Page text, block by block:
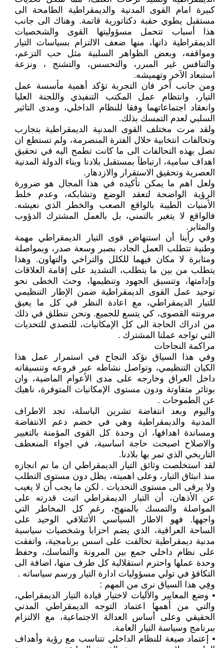
كبيرة امام القوى المدنية والديمقراطية الطامحة الى
مستقبل يطوي حقبة دكتاتورية قاتمة. وهناك الى جانب
هذا أسباب تتحمل مسؤوليتها القوى والشخصيات
الديمقراطية ذاتها، منها ضعف الالتزام بسياسات التيار
ومواقفه، وبعض الظواهر السلبية مثل حب التزعم،
والتنافس غير المبرر، والتحسس، والتشنج ، ونزعة
استبعاد الآخر وتهميشه.
ومن جانب آخر فان التجربة تؤكد أهمية مأسسة عمل
التيار، وانتظام عمل المكتب التنفيذي واللجنة العليا
وانعقاد اجتماعاتهما وفقا للنظام الداخلي، ومدى التاثير
السلبي لعدم التمسك بذلك.
ولقد مرت مختلف القوى المدنية الديمقراطية بتجارب
وتحالفات انتخابية خلال الفترة المنصرمة، ولم تستطع ان
تصل بهذه التحالفات الى ما كانت تطمح اليه في تحقيق
اهداف سامية، ارتباطآ بمستقبل بلادنا وبناء الدولة المدنية
العصرية وتحقيق الاستقرار والازدهار.
ولعل اهم ما يمكن تأكيده في هذا المجال هو ضرورة
الرؤية الواضحة لتعقد الوضع وتشابكه، وعدم خلط
الأمنيات الطيبة بالواقع الصعب والخطر الذي نعيشه.
فالواقع لا يتغير بالتمني، بل بالعمل المشترك الدؤوب
والمثابر.
وفي رأينا أن استنهاض قوى التيار الديمقراطي مهمة
وطنية تتطلب العمل الجاد، بصبر وسعة صدر، وبمواصلة
ومثابرة لا مكان فيهما للكلل والتراخي والتهاون. وهذا
يتطلب من بين ما يتطلب، التشديد على إقامة العلاقات
وإدامتها، وتنسيق الجهود وتنظيمها، وحث الخطى نحو
توحيد عمل القوى الديمقراطية ضمن الإطار التنظيمي
للتيار الديمقراطي، مع اعادة النظر في كل ما يعيق
مرونته القصوى، كي يتسع للجميع. ونحن ننطلق في ذلك
من ادراك الحاجة الى كل الإمكانيات، للتصدي للتحديات
التي تواجه عملنا المشترك .
مراكمة النجاحات
وفي هذا السياق نؤكد النجاح في استمرار عمل هذا
الكيان التنظيمي، وتواصل نشاطه عبر فروعه وتنسيقاته
داخل العراق وخارجه على مدى الأعوام الماضية، وان
بوتائر متفاوتة ودون مستوى الإمكانيات المتوفرة، ناهيك
عن الطموحات .
واليوم وبعد انتفاضة تشرين الباسلة، تجد الاطراف
المدنية والديمقراطية وهي في خضم دعم الانتفاضة
ومساندة اهدافها، ان وحدة كل القوى المؤمنة بالتغيير
والاصلاح اصبحت حاجة اساسية، في اجواء المنعطف
التاريخي الذي تمر بها بلادنا.
لقد استخلصت وثائق التيار الديمقراطي ان ما تم انجازه
منذ انبثاق التيار، وعلى اهميته، يظل دون مستوى التطلب
ولا يرقى الى مستوى التحديات . لكن ما يجب أن لا يغيب
عن الأذهان، أن التيار الديمقراطي اثبت قدرته على
المواصلة والتمسك بالمنهج، رغم كل المخاطر التي
واجهها. فهو الاطار السياسي الأئتلافي الوحيد على
الساحة العراقية، الذي يضم احزابا وشخصيات سياسية
مدنية ديمقراطية تحالفت على اسس برنامجية، واتفقت
على نظام داخلي جمع بين المرونة والتماسك، وحفظ
وحدة عملها واحترم استقلالية كل طرف منها، اضافة الى
التكافؤ في تولي مسؤوليات ادارة التيار ورسم سياساته .
وفِي هذا السياق نرى من المهم :
• وضع المعايير والآليات لاختيار قيادة التيار الديمقراطي،
والتي من أهمها اعتماد التوجه الديمقراطي المدني
الحقيقي وعلى أساس العدالة الاجتماعية، مع الالتزام
ببرنامج وسياسة التيار العامة.
• إعتماد صيغة للنظام الداخلي تتناسب مع رؤية وأهداف